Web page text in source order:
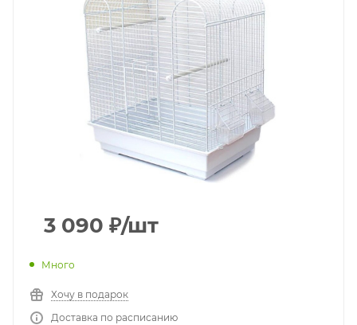
3 090 ₽/шт
Много
Хочу в подарок
Доставка по расписанию